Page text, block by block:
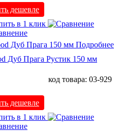
дешевле
в 1 клик
Подробнее
Дуб Прага Рустик 150 мм
код товара: 03-929
дешевле
в 1 клик